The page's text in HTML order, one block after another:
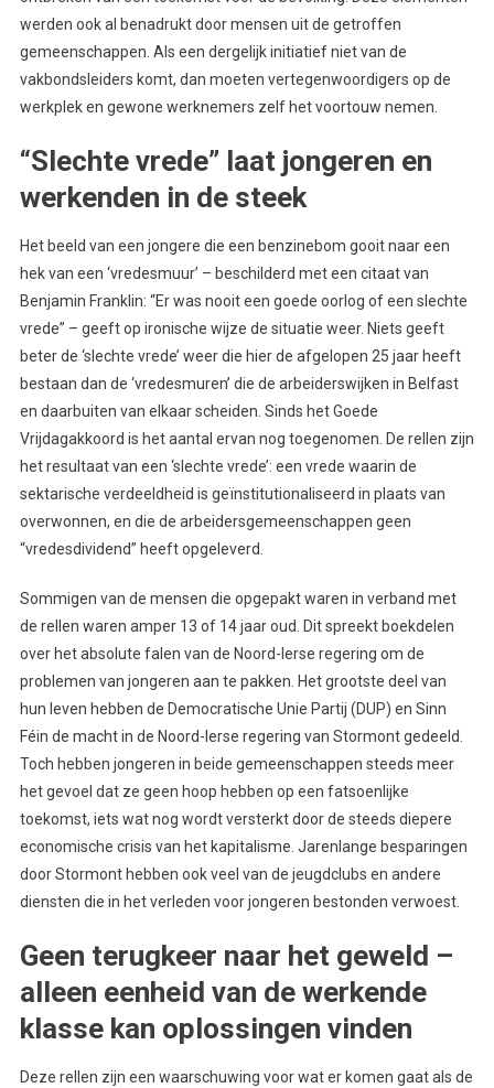
werden ook al benadrukt door mensen uit de getroffen
gemeenschappen. Als een dergelijk initiatief niet van de
vakbondsleiders komt, dan moeten vertegenwoordigers op de
werkplek en gewone werknemers zelf het voortouw nemen.
“Slechte vrede” laat jongeren en
werkenden in de steek
Het beeld van een jongere die een benzinebom gooit naar een
hek van een ‘vredesmuur’ – beschilderd met een citaat van
Benjamin Franklin: “Er was nooit een goede oorlog of een slechte
vrede” – geeft op ironische wijze de situatie weer. Niets geeft
beter de ‘slechte vrede’ weer die hier de afgelopen 25 jaar heeft
bestaan dan de ‘vredesmuren’ die de arbeiderswijken in Belfast
en daarbuiten van elkaar scheiden. Sinds het Goede
Vrijdagakkoord is het aantal ervan nog toegenomen. De rellen zijn
het resultaat van een ‘slechte vrede’: een vrede waarin de
sektarische verdeeldheid is geïnstitutionaliseerd in plaats van
overwonnen, en die de arbeidersgemeenschappen geen
“vredesdividend” heeft opgeleverd.
Sommigen van de mensen die opgepakt waren in verband met
de rellen waren amper 13 of 14 jaar oud. Dit spreekt boekdelen
over het absolute falen van de Noord-Ierse regering om de
problemen van jongeren aan te pakken. Het grootste deel van
hun leven hebben de Democratische Unie Partij (DUP) en Sinn
Féin de macht in de Noord-Ierse regering van Stormont gedeeld.
Toch hebben jongeren in beide gemeenschappen steeds meer
het gevoel dat ze geen hoop hebben op een fatsoenlijke
toekomst, iets wat nog wordt versterkt door de steeds diepere
economische crisis van het kapitalisme. Jarenlange besparingen
door Stormont hebben ook veel van de jeugdclubs en andere
diensten die in het verleden voor jongeren bestonden verwoest.
Geen terugkeer naar het geweld –
alleen eenheid van de werkende
klasse kan oplossingen vinden
Deze rellen zijn een waarschuwing voor wat er komen gaat als de